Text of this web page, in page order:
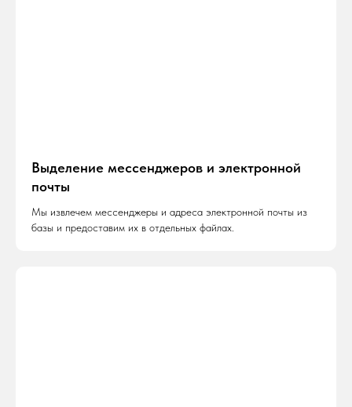
Выделение мессенджеров и электронной
почты
Мы извлечем мессенджеры и адреса электронной почты из
базы и предоставим их в отдельных файлах.